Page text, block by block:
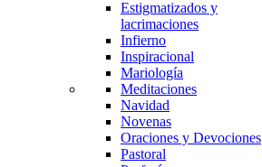
Estigmatizados y
lacrimaciones
Infierno
Inspiracional
Mariología
Meditaciones
Navidad
Novenas
Oraciones y Devociones
Pastoral